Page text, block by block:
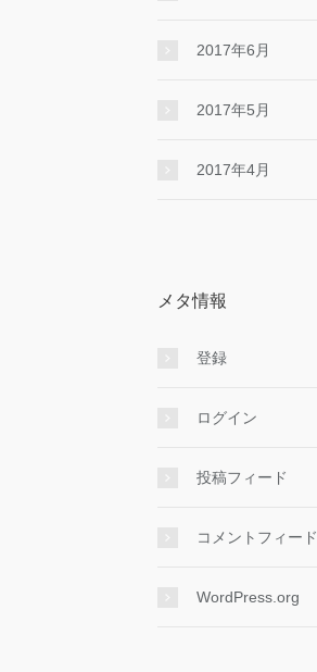
2017年6月
2017年5月
2017年4月
メタ情報
登録
ログイン
投稿フィード
コメントフィード
WordPress.org